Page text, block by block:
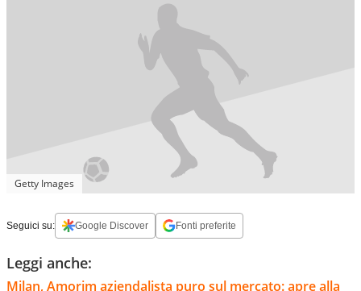
Getty Images
Seguici su: Google Discover Fonti preferite
Leggi anche:
Milan, Amorim aziendalista puro sul mercato: apre alla